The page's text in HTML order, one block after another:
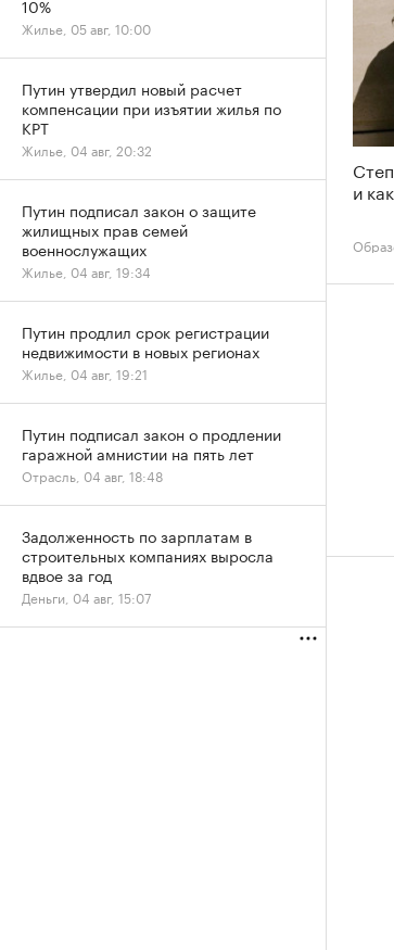
и
10%
Жилье, 05 авг, 10:00
Путин утвердил новый расчет
компенсации при изъятии жилья по
КРТ
Жилье, 04 авг, 20:32
Путин подписал закон о защите
жилищных прав семей
военнослужащих
Жилье, 04 авг, 19:34
Путин продлил срок регистрации
недвижимости в новых регионах
Жилье, 04 авг, 19:21
Путин подписал закон о продлении
гаражной амнистии на пять лет
Отрасль, 04 авг, 18:48
Задолженность по зарплатам в
строительных компаниях выросла
вдвое за год
Деньги, 04 авг, 15:07